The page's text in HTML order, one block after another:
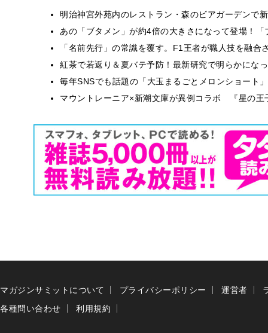
明治神宮外苑内のレストラン・森のビアガーデンで
あの「ブタメン」が約4倍の大きさになって登場！
「名前先行」の常識を覆す。F1王者が職人技を融
紅茶で若返り＆夏バテ予防！最新研究で明らかにな
毎年SNSでも話題の「大玉まるごとメロンショート
マウントレーニア×新潮文庫が異例コラボ 『星の
マガジンサミットについて プライバシーポリシー 運営者
各種問い合わせ
利用規約